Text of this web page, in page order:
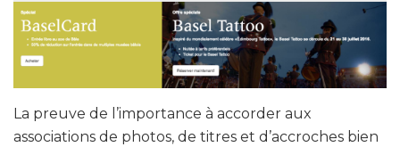
La preuve de l’importance à accorder aux
associations de photos, de titres et d’accroches bien